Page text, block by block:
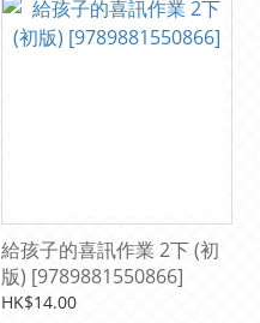
給孩子的喜訊作業 2下 (初
版) [9789881550866]
HK$14.00